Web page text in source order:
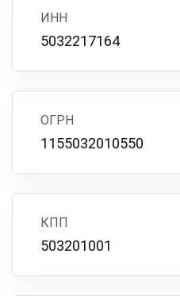
ИНН
5032217164
ОГРН
1155032010550
КПП
503201001